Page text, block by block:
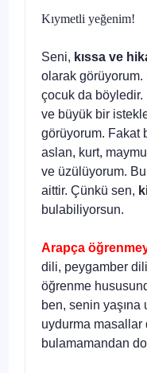
Kıymetli yeğenim!
Seni, kıssa ve
olarak gö­rüyorum.
çocuk da böyledir.
ve büyük bir
görüyorum. Fakat
aslan, kurt,
ve üzülü­yorum.
aittir. Çünkü sen,
bulabiliyorsun.
Arapça
dili, pey­gamber
öğrenme
ben, senin yaşına
uydurma masallar
bulamamandan